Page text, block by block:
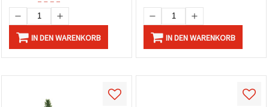
IN DEN WARENKORB IN DEN WARENKORB